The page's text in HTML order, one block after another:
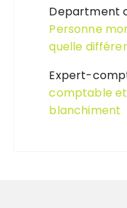
Department
Personne
quelle
Expert-
comptable
blanchiment